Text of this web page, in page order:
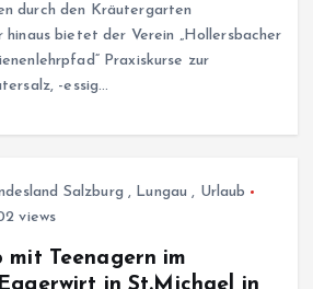
durch den Kräutergarten
hinaus bietet der Verein „Hollersbacher
Praxiskurse zur
-essig…
Salzburg , Lungau , Urlaub
views
mit Teenagern im
in St.Michael in